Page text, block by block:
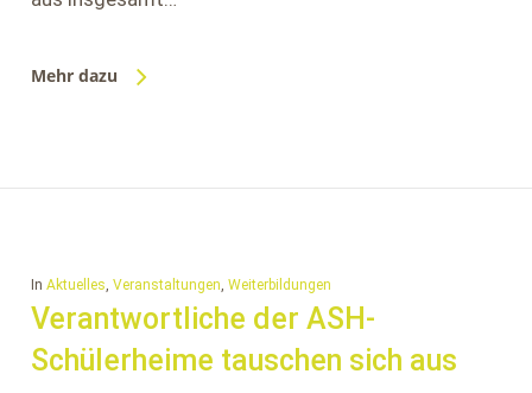
Mehr dazu
In Aktuelles, Veranstaltungen, Weiterbildungen
Verantwortliche der ASH-
Schülerheime tauschen sich aus